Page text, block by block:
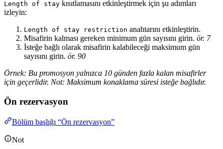
Length of stay kısıtlamasını etkinleştirmek için şu adımları
izleyin:
Length of stay restriction anahtarını etkinleştirin.
Misafirin kalması gereken minimum gün sayısını girin. ör. 7
İsteğe bağlı olarak misafirin kalabileceği maksimum gün
sayısını girin. ör. 90
Örnek: Bu promosyon yalnızca 10 günden fazla kalan misafirler
için geçerlidir. Not: Maksimum konaklama süresi isteğe bağlıdır.
Ön rezervasyon
Bölüm başlığı “Ön rezervasyon”
Not